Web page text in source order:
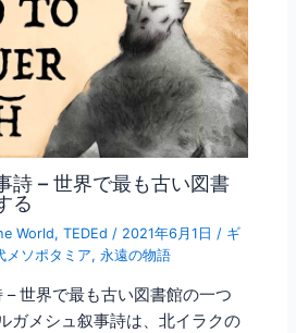
詩 – 世界で最も古い図書
る
World,TEDEd / 2021年6月1日 / ギ
メソポタミア,永遠の物語
– 世界で最も古い図書館の一つ
ガメシュ叙事詩は、北イラクの